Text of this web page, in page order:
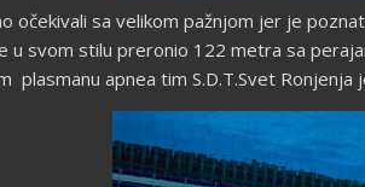
očekivali sa velikom pažnjom jer je
svom stilu preronio 122 metra sa
plasmanu apnea tim S.D.T.Svet